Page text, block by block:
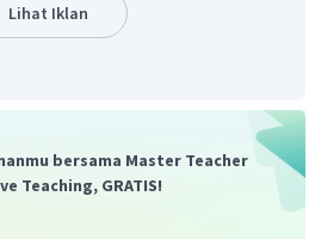
Lihat Iklan
bersama Master Teacher
Teaching, GRATIS!